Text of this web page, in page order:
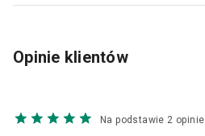
Opinie klientów
Na podstawie 2 opinie